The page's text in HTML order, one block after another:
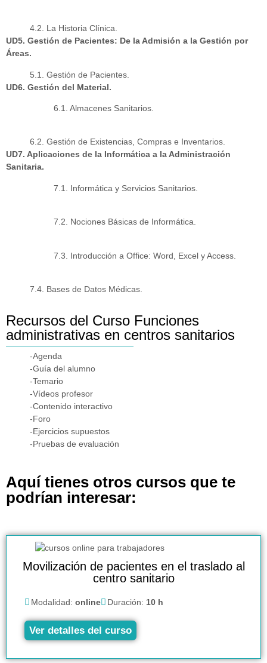
4.2. La Historia Clínica.
UD5. Gestión de Pacientes: De la Admisión a la Gestión por
Áreas.
5.1. Gestión de Pacientes.
UD6. Gestión del Material.
6.1. Almacenes Sanitarios.
6.2. Gestión de Existencias, Compras e Inventarios.
UD7. Aplicaciones de la Informática a la Administración
Sanitaria.
7.1. Informática y Servicios Sanitarios.
7.2. Nociones Básicas de Informática.
7.3. Introducción a Office: Word, Excel y Access.
7.4. Bases de Datos Médicas.
Recursos del Curso Funciones
administrativas en centros sanitarios
-Agenda
-Guía del alumno
-Temario
-Vídeos profesor
-Contenido interactivo
-Foro
-Ejercicios supuestos
-Pruebas de evaluación
Aquí tienes otros cursos que te
podrían interesar:
Movilización de pacientes en el traslado al
centro sanitario
Modalidad: online Duración: 10 h
Ver detalles del curso